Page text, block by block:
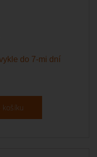
do 7-mi dní
košíku